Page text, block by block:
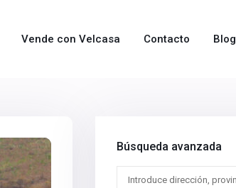
Vende con Velcasa Contacto Blog
Búsqueda avanzada